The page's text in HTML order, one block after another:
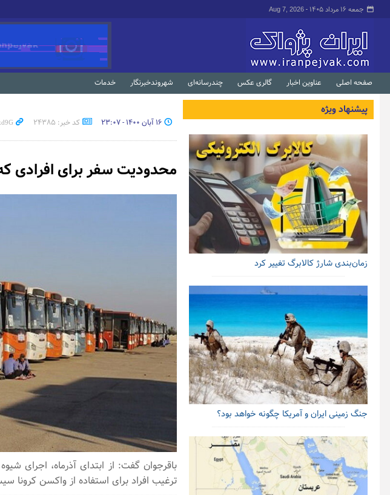
جمعه ۱۶ مرداد ۱۴۰۵ - Aug 7, 2026
صفحه اصلی عناوین اخبار گالری عکس چندرسانه‌ای شهروندخبرنگار خدمات
۱۶ آبان ۱۴۰۰ - ۲۳:۰۷ کد خبر: 24385
محدودیت سفر برای افرادی
باقرجوان گفت: از ابتدای آذرماه، اجرای
ترغیب افراد برای استفاده از واکسن کرونا
پیشنهاد ویژه
زمان‌بندی شارژ کالابرگ تغییر کرد
جنگ زمینی ایران و آمریکا چگونه خواهد بود؟